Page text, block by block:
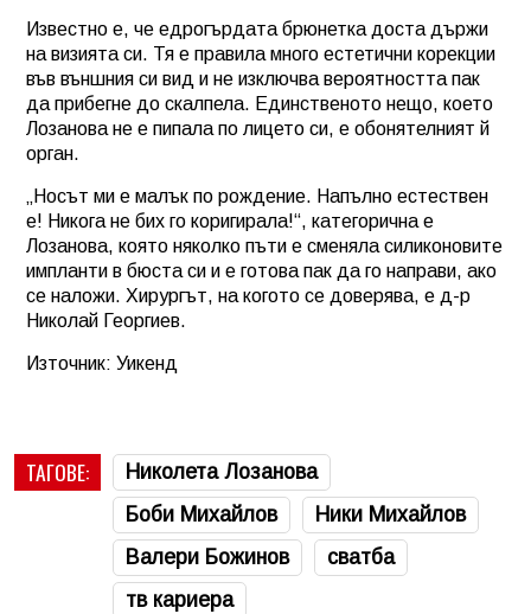
Известно е, че едрогърдата брюнетка доста държи
на визията си. Тя е правила много естетични корекции
във външния си вид и не изключва вероятността пак
да прибегне до скалпела. Единственото нещо, което
Лозанова не е пипала по лицето си, е обонятелният й
орган.
„Носът ми е малък по рождение. Напълно естествен
е! Никога не бих го коригирала!“, категорична е
Лозанова, която няколко пъти е сменяла силиконовите
импланти в бюста си и е готова пак да го направи, ако
се наложи. Хирургът, на когото се доверява, е д-р
Николай Георгиев.
Източник: Уикенд
ТАГОВЕ:
Николета Лозанова
Боби Михайлов
Ники Михайлов
Валери Божинов
сватба
тв кариера